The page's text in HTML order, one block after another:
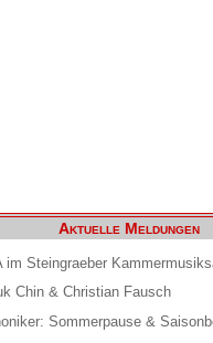
Aktuelle Meldungen
im Steingraeber
Chin & Christian Fausch
Sommerpause &